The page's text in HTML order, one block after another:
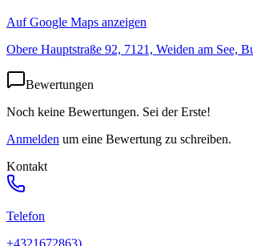
Auf Google Maps anzeigen
Obere Hauptstraße 92, 7121, Weiden am See,
Bewertungen
Noch keine Bewertungen. Sei der Erste!
Anmelden um eine Bewertung zu schreiben.
Kontakt
Telefon
+4321672863)